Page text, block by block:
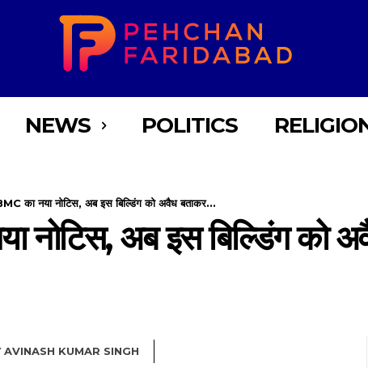
NEWS POLITICS
का नया नोटिस, अब इस बिल्डिंग को अवैध बताकर...
नोटिस, अब इस बिल्डिंग को
AVINASH KUMAR SINGH